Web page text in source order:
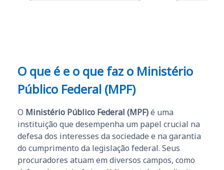
O que é e o que faz o Ministério
Público Federal (MPF)
O Ministério Público Federal (MPF)é uma
instituição que desempenha um papel crucial na
defesa dos interesses da sociedade e na garantia
do cumprimento da legislação federal. Seus
procuradores atuam em diversos campos, como